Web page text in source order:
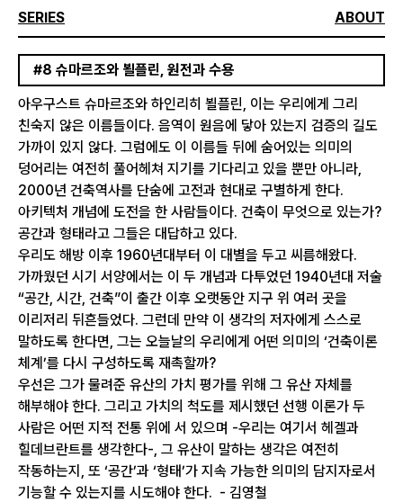
SERIES ABOUT
#8 슈마르조와 뵐플린, 원전과 수용
아우구스트 슈마르조와 하인리히 뵐플린, 이는 우리에게 그리
친숙지 않은 이름들이다. 음역이 원음에 닿아 있는지 검증의 길도
가까이 있지 않다. 그럼에도 이 이름들 뒤에 숨어있는 의미의
덩어리는 여전히 풀어헤쳐 지기를 기다리고 있을 뿐만 아니라,
2000년 건축역사를 단숨에 고전과 현대로 구별하게 한다.
아키텍처 개념에 도전을 한 사람들이다. 건축이 무엇으로 있는가?
공간과 형태라고 그들은 대답하고 있다.
우리도 해방 이후 1960년대부터 이 대별을 두고 씨름해왔다.
가까웠던 시기 서양에서는 이 두 개념과 다투었던 1940년대 저술
“공간, 시간, 건축”이 출간 이후 오랫동안 지구 위 여러 곳을
이리저리 뒤흔들었다. 그런데 만약 이 생각의 저자에게 스스로
말하도록 한다면, 그는 오늘날의 우리에게 어떤 의미의 ‘건축이론
체계’를 다시 구성하도록 재촉할까?
우선은 그가 물려준 유산의 가치 평가를 위해 그 유산 자체를
해부해야 한다. 그리고 가치의 척도를 제시했던 선행 이론가 두
사람은 어떤 지적 전통 위에 서 있으며 -우리는 여기서 헤겔과
힐데브란트를 생각한다-, 그 유산이 말하는 생각은 여전히
작동하는지, 또 ‘공간’과 ‘형태’가 지속 가능한 의미의 담지자로서
기능할 수 있는지를 시도해야 한다. - 김영철